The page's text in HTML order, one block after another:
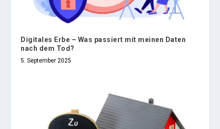
Digitales Erbe – Was passiert mit meinen Daten
nach dem Tod?
5. September 2025